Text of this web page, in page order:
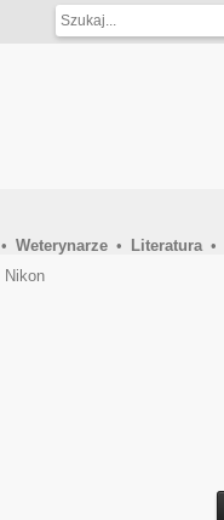
• Weterynarze • Literatura •
Nikon